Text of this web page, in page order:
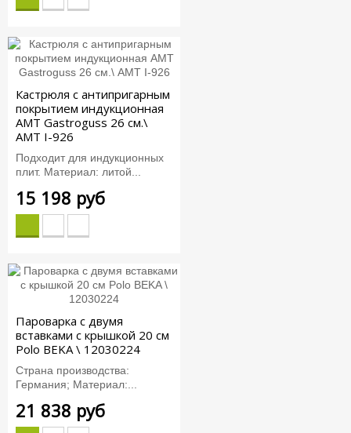
Кастрюля с антипригарным
покрытием индукционная
AMT Gastroguss 26 см.\
AMT I-926
Подходит для индукционных
плит. Материал: литой...
15 198 руб
Пароварка с двумя
вставками с крышкой 20 см
Polo BEKA \ 12030224
Страна производства:
Германия; Материал:...
21 838 руб